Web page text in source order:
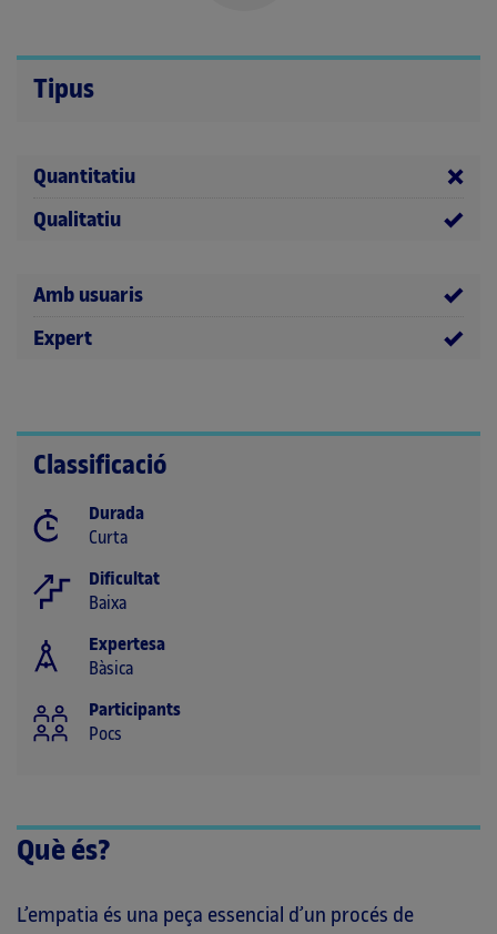
Tipus
Quantitatiu
Qualitatiu
Amb usuaris
Expert
Classificació
Durada
Curta
Dificultat
Baixa
Expertesa
Bàsica
Participants
Pocs
Què és?
L’empatia és una peça essencial d’un procés de